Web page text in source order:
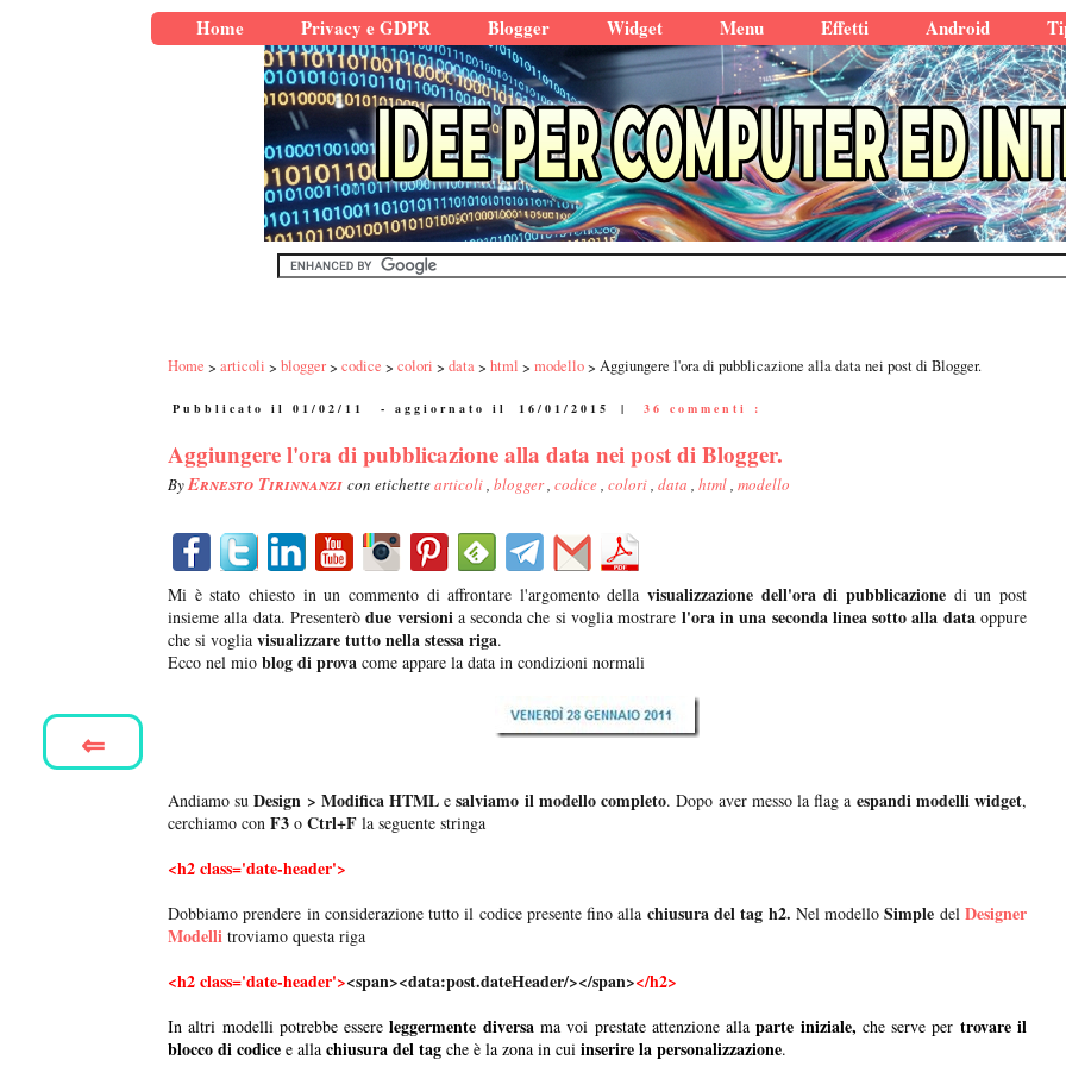
Home Privacy e GDPR Blogger Widget Menu Effetti Android
Home articoli blogger codice colori data html modello Aggiungere l'ora di pubblicazione alla data nei post di Blogger.
Pubblicato il 01/02/11 - aggiornato il 16/01/2015 | 36 commenti :
Aggiungere l'ora di pubblicazione alla data nei post di Blogger.
ByErnesto Tirinnanzi con etichettearticoli, blogger, codice, colori, data , html, modello
Mi è stato chiesto in un commento di affrontare l'argomento dellavisualizzazione dell'ora di pubblicazione di un post
insieme alla data. Presenteròdue versioni a seconda che si voglia mostrare l'ora in una seconda linea sotto alla dataoppure
che si voglia visualizzare tutto nella stessa riga.
Ecco nel mio blog di prova come appare la data in condizioni normali
Andiamo su Design > Modifica HTML esalviamo il modello completo. Dopo aver messo la flag a espandi modelli widget,
cerchiamo con F3 o Ctrl+F la seguente stringa
<h2 class='date-header'>
Dobbiamo prendere in considerazione tutto il codice presente fino alla chiusura del tag h2. Nel modelloSimple delDesigner
Modelli troviamo questa riga
<h2 class='date-header'><span><data:post.dateHeader/></span></h2>
In altri modelli potrebbe essereleggermente diversama voi prestate attenzione allaparte iniziale, che serve per trovare il
blocco di codice e alla chiusura del tag che è la zona in cui inserire la personalizzazione.
⇐